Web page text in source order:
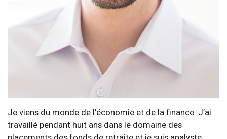
Je viens du monde de l’économie et de la finance. J’ai
travaillé pendant huit ans dans le domaine des